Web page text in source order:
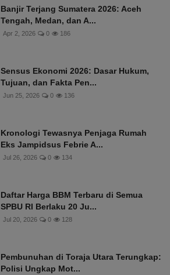
Banjir Terjang Sumatera 2026: Aceh
Tengah, Medan, dan A...
Apr 2, 2026 0 186
Sensus Ekonomi 2026: Dasar Hukum,
Tujuan, dan Fakta Pen...
Jun 25, 2026 0 136
Kronologi Tewasnya Penjaga Rumah
Eks Jampidsus Febrie A...
Jul 26, 2026 0 134
Daftar Harga BBM Terbaru di Semua
SPBU RI Berlaku 20 Ju...
Jul 20, 2026 0 128
Pembunuhan di Toraja Utara Terungkap:
Polisi Ungkap Mot...